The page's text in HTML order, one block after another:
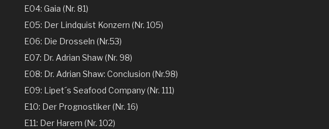
E04: Gaia (Nr. 81)
E05: Der Lindquist Konzern (Nr. 105)
E06: Die Drosseln (Nr.53)
E07: Dr. Adrian Shaw (Nr. 98)
E08: Dr. Adrian Shaw: Conclusion (Nr.98)
E09: Lipet´s Seafood Company (Nr. 111)
E10: Der Prognostiker (Nr. 16)
E11: Der Harem (Nr. 102)